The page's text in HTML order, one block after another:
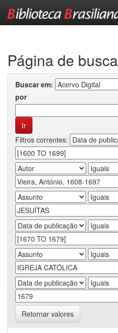
Página de busca
Buscar em:
por
Filtros correntes:
Retornar valores